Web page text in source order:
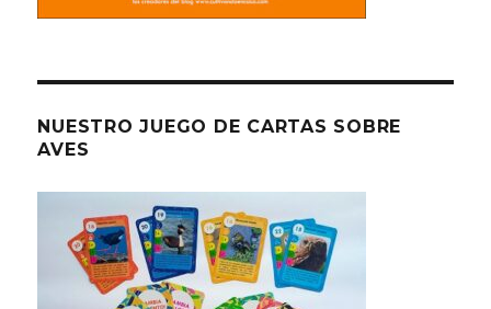
NUESTRO JUEGO DE CARTAS SOBRE
AVES